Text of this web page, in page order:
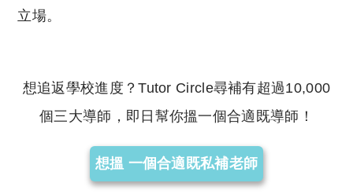
立場。
想追返學校進度？Tutor Circle尋補有超過10,000
個三大導師，即日幫你搵一個合適既導師！
想搵 一個合適既私補老師